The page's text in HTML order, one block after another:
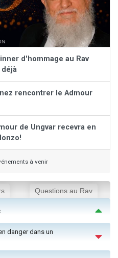
d'hommage au Rav
déjà
rencontrer le Admour
de Ungvar recevra en
à venir
Questions au Rav
danger dans un